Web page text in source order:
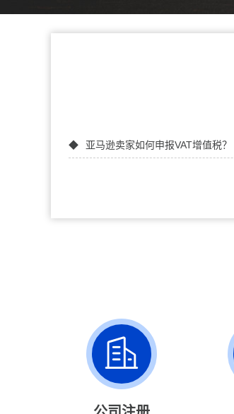
亚马逊卖家如何申报VAT增值税？